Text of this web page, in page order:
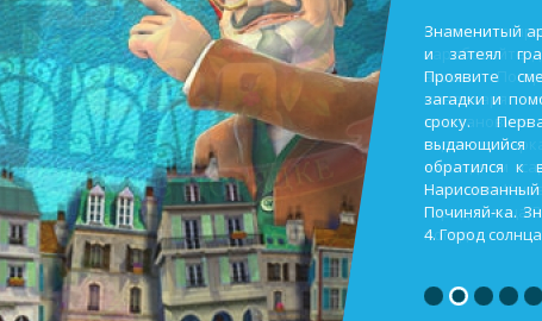
Выполните
заработайте
виллы.
инвентаря
садах и
ежегодном
Кекс шоп Как
Город солнца
погоды